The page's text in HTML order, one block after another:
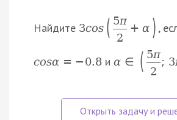
Найдите 3cos ( 5π
2
+ α ) ,
cosα = −0.8 иα ∈ ( 5π
2
; 3